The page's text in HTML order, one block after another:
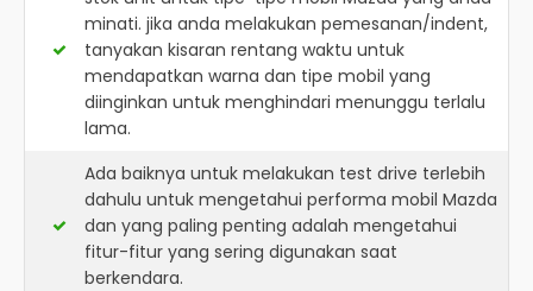
minati. jika anda melakukan pemesanan/indent,
tanyakan kisaran rentang waktu untuk
mendapatkan warna dan tipe mobil yang
diinginkan untuk menghindari menunggu terlalu
lama.
Ada baiknya untuk melakukan test drive terlebih
dahulu untuk mengetahui performa mobil Mazda
dan yang paling penting adalah mengetahui
fitur-fitur yang sering digunakan saat
berkendara.